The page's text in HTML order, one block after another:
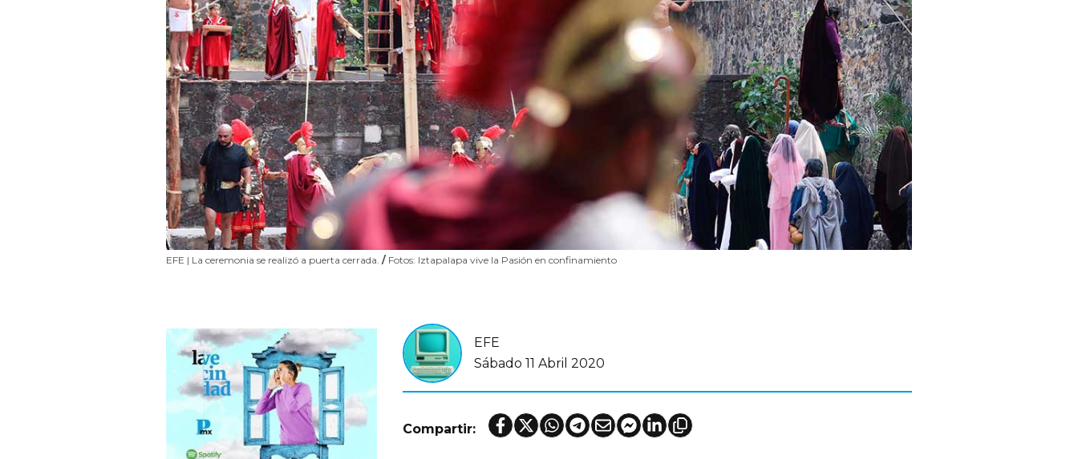
EFE | La ceremonia se realizó a puerta cerrada. / Fotos: Iztapalapa vive la Pasión en confinamiento
EFE
Sábado 11 Abril 2020
Compartir: